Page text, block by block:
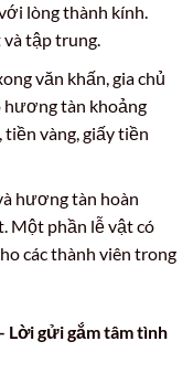
lòng thành kính.
và tập trung.
văn khấn, gia chủ
hương tàn khoảng
tiền vàng, giấy tiền
hương tàn hoàn
Một phần lễ vật có
các thành viên trong
Lời gửi gắm tâm tình